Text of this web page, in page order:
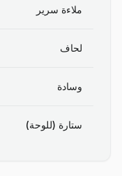
ملاءة سرير
لحاف
وسادة
ستارة (للوحة)